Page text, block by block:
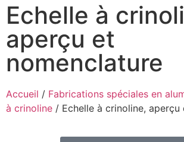
Echelle à
aperçu et
nomenclature
Accueil / Fabrications spéciales en
à crinoline / Echelle à crinoline,